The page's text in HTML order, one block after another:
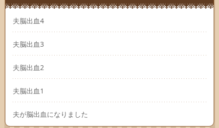
夫脳出血4
夫脳出血3
夫脳出血2
夫脳出血1
夫が脳出血になりました